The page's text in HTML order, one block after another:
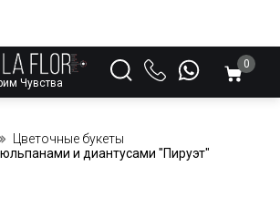
Чувства
0
Цветочные букеты
и диантусами "Пируэт"